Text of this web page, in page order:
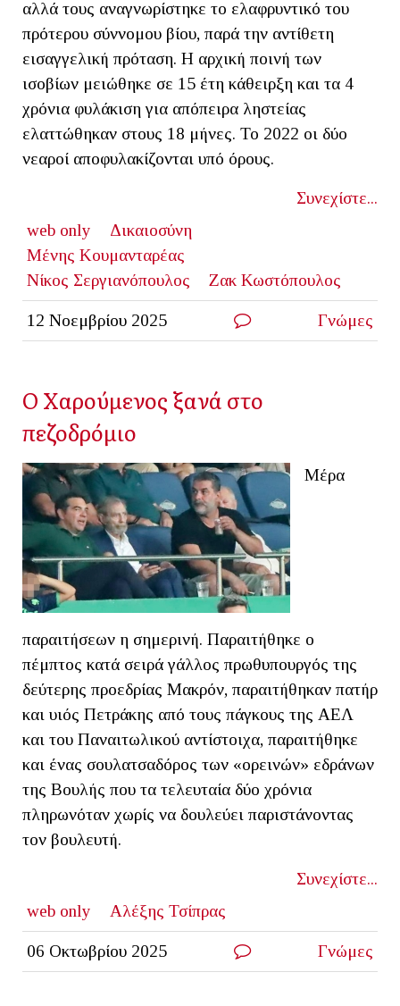
αλλά τους αναγνωρίστηκε το ελαφρυντικό του
πρότερου σύννομου βίου, παρά την αντίθετη
εισαγγελική πρόταση. Η αρχική ποινή των
ισοβίων μειώθηκε σε 15 έτη κάθειρξη και τα 4
χρόνια φυλάκιση για απόπειρα ληστείας
ελαττώθηκαν στους 18 μήνες. Το 2022 οι δύο
νεαροί αποφυλακίζονται υπό όρους.
Συνεχίστε...
web only
Δικαιοσύνη
Μένης Κουμανταρέας
Νίκος Σεργιανόπουλος
Ζακ Κωστόπουλος
12 Νοεμβρίου 2025 Γνώμες
Ο Χαρούμενος ξανά στο
πεζοδρόμιο
Μέρα
παραιτήσεων η σημερινή. Παραιτήθηκε ο
πέμπτος κατά σειρά γάλλος πρωθυπουργός της
δεύτερης προεδρίας Μακρόν, παραιτήθηκαν πατήρ
και υιός Πετράκης από τους πάγκους της ΑΕΛ
και του Παναιτωλικού αντίστοιχα, παραιτήθηκε
και ένας σουλατσαδόρος των «ορεινών» εδράνων
της Βουλής που τα τελευταία δύο χρόνια
πληρωνόταν χωρίς να δουλεύει παριστάνοντας
τον βουλευτή.
Συνεχίστε...
web only
Αλέξης Τσίπρας
06 Οκτωβρίου 2025 Γνώμες